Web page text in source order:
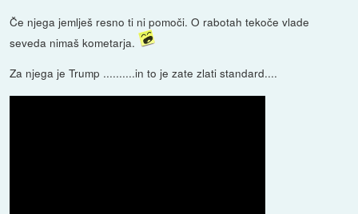
Če njega jemlješ resno ti ni pomoči. O rabotah tekoče vlade
seveda nimaš kometarja.
Za njega je Trump ..........in to je zate zlati standard....